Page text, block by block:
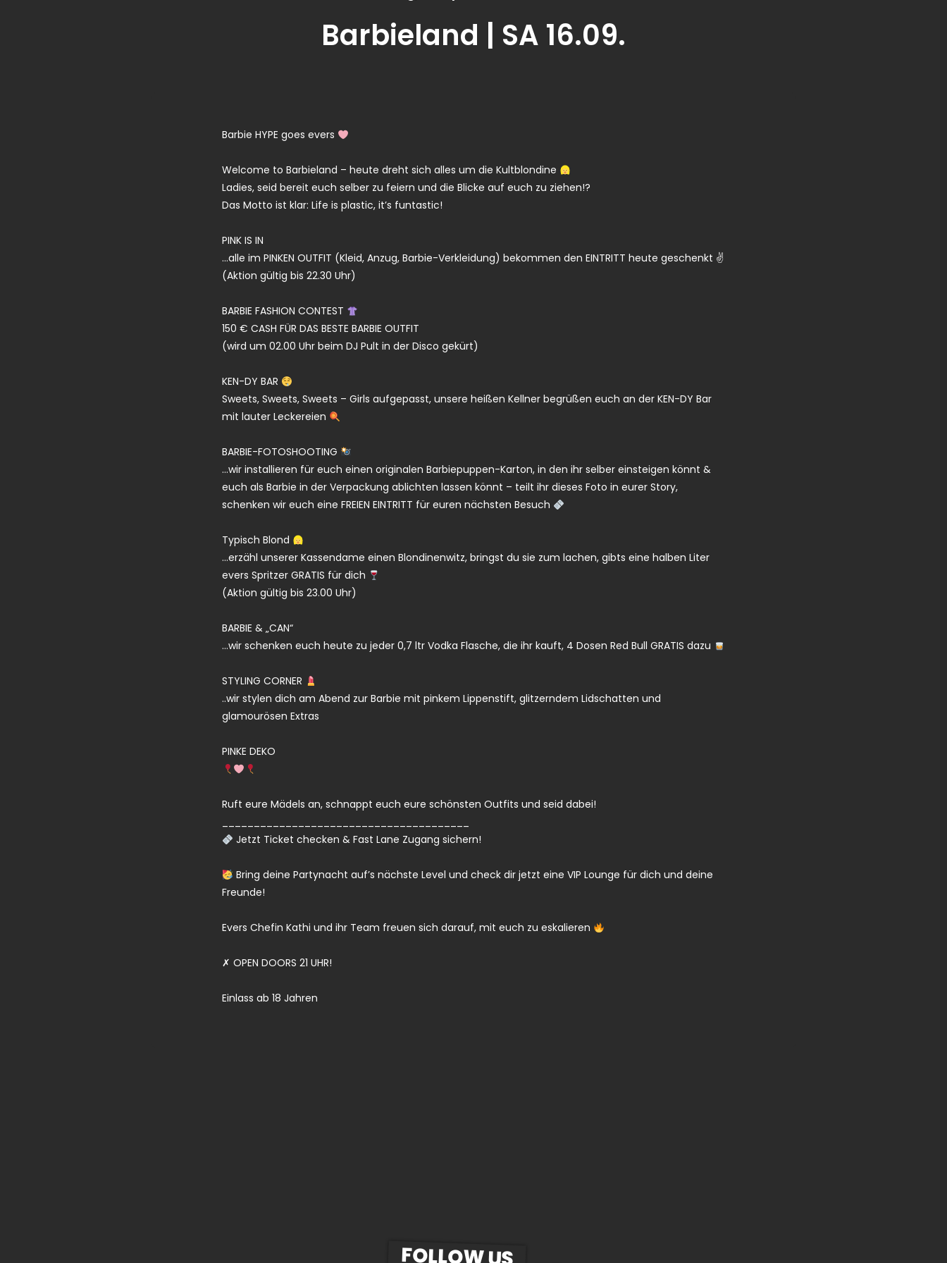
Barbieland | SA 16.09.
Barbie HYPE goes evers
Welcome to Barbieland – heute dreht sich alles um die Kultblondine
Ladies, seid bereit euch selber zu feiern und die Blicke auf euch zu ziehen!?
Das Motto ist klar: Life is plastic, it’s funtastic!
PINK IS IN
…alle im PINKEN OUTFIT (Kleid, Anzug, Barbie-Verkleidung) bekommen den EINTRITT heute geschenkt ✌️
(Aktion gültig bis 22.30 Uhr)
BARBIE FASHION CONTEST
150 € CASH FÜR DAS BESTE BARBIE OUTFIT
(wird um 02.00 Uhr beim DJ Pult in der Disco gekürt)
KEN-DY BAR
Sweets, Sweets, Sweets – Girls aufgepasst, unsere heißen Kellner begrüßen euch an der KEN-DY Bar
mit lauter Leckereien
BARBIE-FOTOSHOOTING
…wir installieren für euch einen originalen Barbiepuppen-Karton, in den ihr selber einsteigen könnt &
euch als Barbie in der Verpackung ablichten lassen könnt – teilt ihr dieses Foto in eurer Story,
schenken wir euch eine FREIEN EINTRITT für euren nächsten Besuch
Typisch Blond
…erzähl unserer Kassendame einen Blondinenwitz, bringst du sie zum lachen, gibts eine halben Liter
evers Spritzer GRATIS für dich
(Aktion gültig bis 23.00 Uhr)
BARBIE & „CAN“
…wir schenken euch heute zu jeder 0,7 ltr Vodka Flasche, die ihr kauft, 4 Dosen Red Bull GRATIS dazu
STYLING CORNER
..wir stylen dich am Abend zur Barbie mit pinkem Lippenstift, glitzerndem Lidschatten und
glamourösen Extras
PINKE DEKO
Ruft eure Mädels an, schnappt euch eure schönsten Outfits und seid dabei!
Jetzt Ticket checken & Fast Lane Zugang sichern!
Bring deine Partynacht auf’s nächste Level und check dir jetzt eine VIP Lounge für dich und deine
Freunde!
Evers Chefin Kathi und ihr Team freuen sich darauf, mit euch zu eskalieren
✗ OPEN DOORS 21 UHR!
Einlass ab 18 Jahren